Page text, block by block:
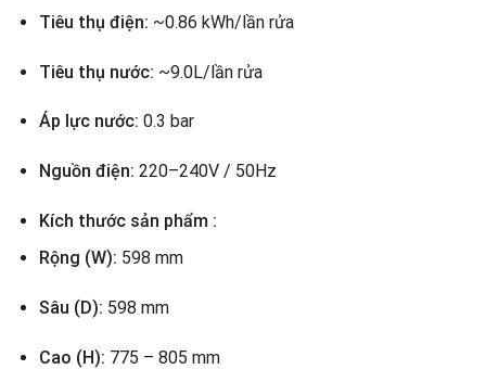
Tiêu thụ điện: ~0.86 kWh/lần rửa
Tiêu thụ nước: ~9.0L/lần rửa
Áp lực nước: 0.3 bar
Nguồn điện: 220–240V / 50Hz
Kích thước sản phẩm :
Rộng (W): 598 mm
Sâu (D): 598 mm
Cao (H): 775 – 805 mm